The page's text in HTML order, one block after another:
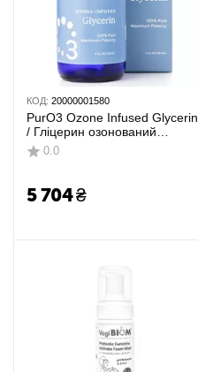
КОД: 20000001580
PurO3 Ozone Infused Glycerin
/ Гліцерин озонований
органічний 118 мл
0.0
5 704₴